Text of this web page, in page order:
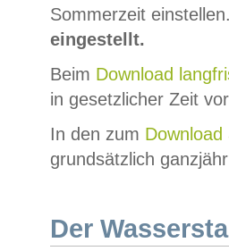
Sommerzeit
eingestellt.
Beim Download
in gesetzlicher Zeit
In den zum Download
grundsätzlich
Der